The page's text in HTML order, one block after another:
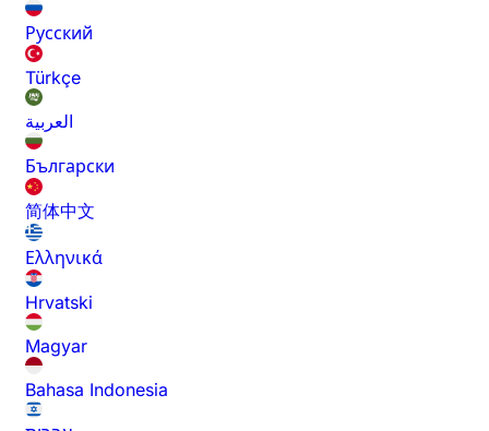
Русский
Türkçe
العربية
Български
简体中文
Ελληνικά
Hrvatski
Magyar
Bahasa Indonesia